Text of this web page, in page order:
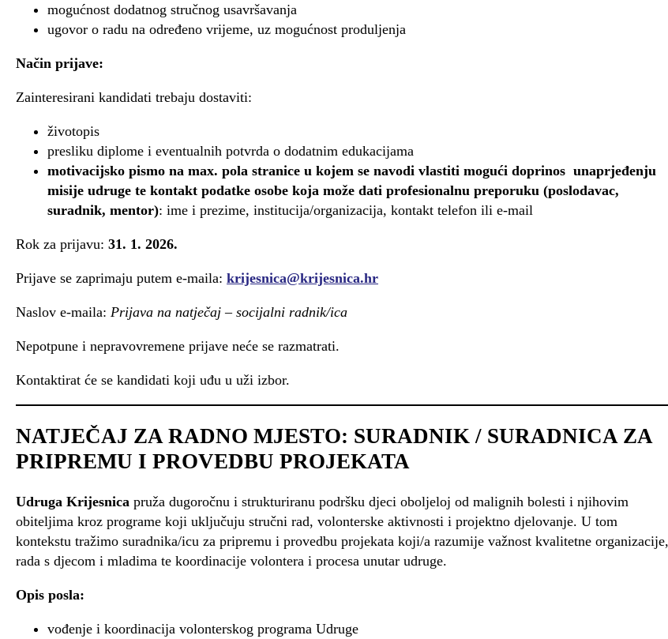
mogućnost dodatnog stručnog usavršavanja
ugovor o radu na određeno vrijeme, uz mogućnost produljenja
Način prijave:
Zainteresirani kandidati trebaju dostaviti:
životopis
presliku diplome i eventualnih potvrda o dodatnim edukacijama
motivacijsko pismo na max. pola stranice u kojem se navodi vlastiti mogući doprinos unaprjeđenju
misije udruge te kontakt podatke osobe koja može dati profesionalnu preporuku (poslodavac,
suradnik, mentor): ime i prezime, institucija/organizacija, kontakt telefon ili e-mail
Rok za prijavu: 31. 1. 2026.
Prijave se zaprimaju putem e-maila: krijesnica@krijesnica.hr
Naslov e-maila: Prijava na natječaj – socijalni radnik/ica
Nepotpune i nepravovremene prijave neće se razmatrati.
Kontaktirat će se kandidati koji uđu u uži izbor.
NATJEČAJ ZA RADNO MJESTO: SURADNIK / SURADNICA ZA
PRIPREMU I PROVEDBU PROJEKATA
Udruga Krijesnica pruža dugoročnu i strukturiranu podršku djeci oboljeloj od malignih bolesti i njihovim
obiteljima kroz programe koji uključuju stručni rad, volonterske aktivnosti i projektno djelovanje. U tom
kontekstu tražimo suradnika/icu za pripremu i provedbu projekata koji/a razumije važnost kvalitetne organizacije,
rada s djecom i mladima te koordinacije volontera i procesa unutar udruge.
Opis posla:
vođenje i koordinacija volonterskog programa Udruge